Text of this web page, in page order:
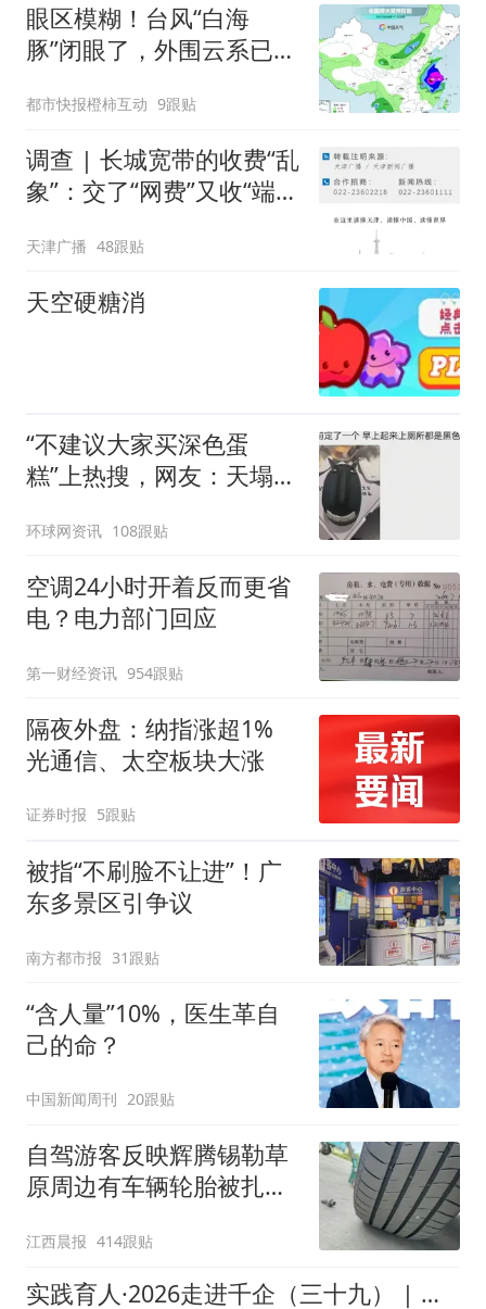
眼区模糊！台风“白海
豚”闭眼了，外围云系已经
地位于台风危险半圆
都市快报橙柿互动 9跟贴
调查 | 长城宽带的收费“乱
象”：交了“网费”又收“端口
可延长到2037年
天津广播 48跟贴
天空硬糖消
“不建议大家买深色蛋
糕”上热搜，网友：天塌
环球网资讯 108跟贴
空调24小时开着反而更省
电？电力部门回应
第一财经资讯 954跟贴
隔夜外盘：纳指涨超1%
光通信、太空板块大涨
证券时报 5跟贴
被指“不刷脸不让进”！广
东多景区引争议
南方都市报 31跟贴
“含人量”10%，医生革自
己的命？
中国新闻周刊 20跟贴
自驾游客反映辉腾锡勒草
原周边有车辆轮胎被扎，
元，官方发布情况通报
江西晨报 414跟贴
实践育人·2026走进千企（三十九） | 长空展翼赋能乡野发展，财经智算解锁惠农良方[翼本万利队（4）]